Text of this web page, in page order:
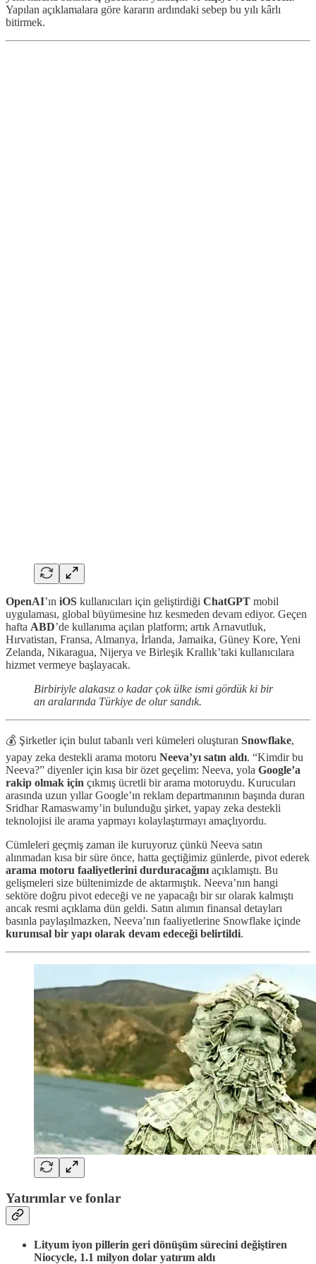
Yapılan açıklamalara göre kararın ardındaki sebep bu yılı kârlı
bitirmek.
OpenAI’ın iOS kullanıcıları için geliştirdiği ChatGPT mobil
uygulaması, global büyümesine hız kesmeden devam ediyor. Geçen
hafta ABD’de kullanıma açılan platform; artık Arnavutluk,
Hırvatistan, Fransa, Almanya, İrlanda, Jamaika, Güney Kore, Yeni
Zelanda, Nikaragua, Nijerya ve Birleşik Krallık’taki kullanıcılara
hizmet vermeye başlayacak.
Birbiriyle alakasız o kadar çok ülke ismi gördük ki bir
an aralarında Türkiye de olur sandık.
💰 Şirketler için bulut tabanlı veri kümeleri oluşturan Snowflake,
yapay zeka destekli arama motoru Neeva’yı satın aldı. “Kimdir bu
Neeva?” diyenler için kısa bir özet geçelim: Neeva, yola Google’a
rakip olmak için çıkmış ücretli bir arama motoruydu. Kurucuları
arasında uzun yıllar Google’ın reklam departmanının başında duran
Sridhar Ramaswamy’in bulunduğu şirket, yapay zeka destekli
teknolojisi ile arama yapmayı kolaylaştırmayı amaçlıyordu.
Cümleleri geçmiş zaman ile kuruyoruz çünkü Neeva satın
alınmadan kısa bir süre önce, hatta geçtiğimiz günlerde, pivot ederek
arama motoru faaliyetlerini durduracağını açıklamıştı. Bu
gelişmeleri size bültenimizde de aktarmıştık. Neeva’nın hangi
sektöre doğru pivot edeceği ve ne yapacağı bir sır olarak kalmıştı
ancak resmi açıklama dün geldi. Satın alımın finansal detayları
basınla paylaşılmazken, Neeva’nın faaliyetlerine Snowflake içinde
kurumsal bir yapı olarak devam edeceği belirtildi.
Yatırımlar ve fonlar
Lityum iyon pillerin geri dönüşüm sürecini değiştiren
Niocycle, 1.1 milyon dolar yatırım aldı